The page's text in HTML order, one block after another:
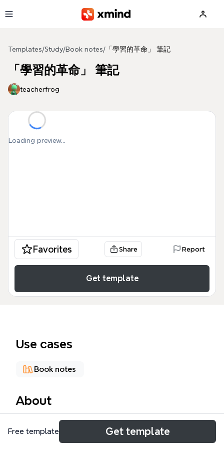
Templates/Study/Book notes/ 「學習的革命」 筆記
「學習的革命」 筆記
teacherfrog
Loading preview...
Favorites Share Report
Get template
Use cases
Book notes
About
《學習的革命》筆記模板涵蓋佐藤學教授對日本教育改
革的經典分析，共4大主題、235個節點，從「孩子為
Free template Get template